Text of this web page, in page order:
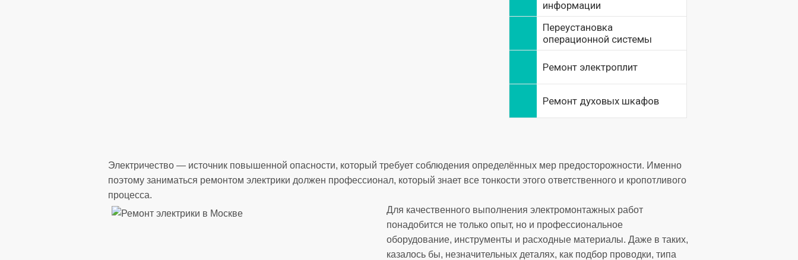
информации
Переустановка
операционной системы
Ремонт электроплит
Ремонт духовых шкафов
Электричество — источник повышенной опасности, который требует соблюдения определённых мер предосторожности. Именно
поэтому заниматься ремонтом электрики должен профессионал, который знает все тонкости этого ответственного и кропотливого
процесса.
Для качественного выполнения электромонтажных работ
понадобится не только опыт, но и профессиональное
оборудование, инструменты и расходные материалы. Даже в таких,
казалось бы, незначительных деталях, как подбор проводки, типа